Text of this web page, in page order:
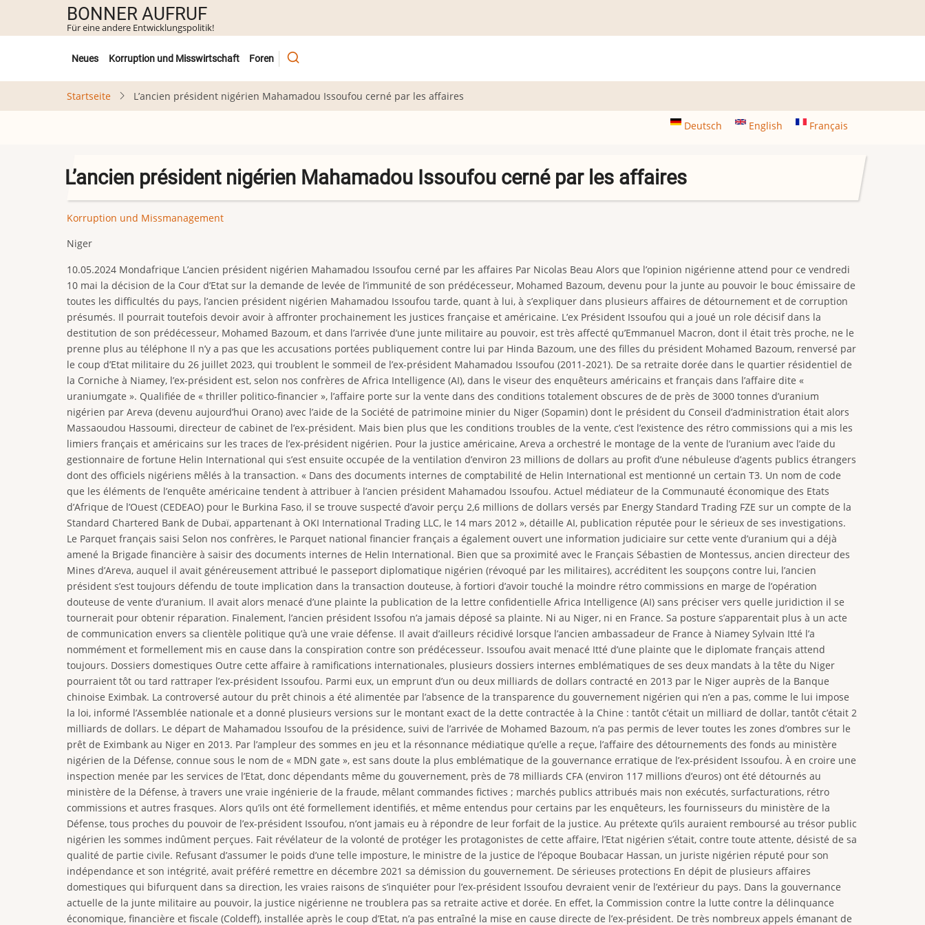
Inhalt
BONNER AUFRUF
Für eine andere Entwicklungspolitik!
Untermenü
Neues Korruption und Misswirtschaft Foren
Startseite L’ancien président nigérien Mahamadou Issoufou cerné par les affaires
Deutsch English Français
L’ancien président nigérien Mahamadou Issoufou cerné par les affaires
Korruption und Missmanagement
Niger
10.05.2024 Mondafrique L’ancien président nigérien Mahamadou Issoufou cerné par les affaires Par Nicolas Beau Alors que l’opinion nigérienne attend pour ce vendredi
10 mai la décision de la Cour d’Etat sur la demande de levée de l’immunité de son prédécesseur, Mohamed Bazoum, devenu pour la junte au pouvoir le bouc émissaire de
toutes les difficultés du pays, l’ancien président nigérien Mahamadou Issoufou tarde, quant à lui, à s’expliquer dans plusieurs affaires de détournement et de corruption
présumés. Il pourrait toutefois devoir avoir à affronter prochainement les justices française et américaine. L’ex Président Issoufou qui a joué un role décisif dans la
destitution de son prédécesseur, Mohamed Bazoum, et dans l’arrivée d’une junte militaire au pouvoir, est très affecté qu’Emmanuel Macron, dont il était très proche, ne le
prenne plus au téléphone Il n’y a pas que les accusations portées publiquement contre lui par Hinda Bazoum, une des filles du président Mohamed Bazoum, renversé par
le coup d’Etat militaire du 26 juillet 2023, qui troublent le sommeil de l’ex-président Mahamadou Issoufou (2011-2021). De sa retraite dorée dans le quartier résidentiel de
la Corniche à Niamey, l’ex-président est, selon nos confrères de Africa Intelligence (AI), dans le viseur des enquêteurs américains et français dans l’affaire dite «
uraniumgate ». Qualifiée de « thriller politico-financier », l’affaire porte sur la vente dans des conditions totalement obscures de de près de 3000 tonnes d’uranium
nigérien par Areva (devenu aujourd’hui Orano) avec l’aide de la Société de patrimoine minier du Niger (Sopamin) dont le président du Conseil d’administration était alors
Massaoudou Hassoumi, directeur de cabinet de l’ex-président. Mais bien plus que les conditions troubles de la vente, c’est l’existence des rétro commissions qui a mis les
limiers français et américains sur les traces de l’ex-président nigérien. Pour la justice américaine, Areva a orchestré le montage de la vente de l’uranium avec l’aide du
gestionnaire de fortune Helin International qui s’est ensuite occupée de la ventilation d’environ 23 millions de dollars au profit d’une nébuleuse d’agents publics étrangers
dont des officiels nigériens mêlés à la transaction. « Dans des documents internes de comptabilité de Helin International est mentionné un certain T3. Un nom de code
que les éléments de l’enquête américaine tendent à attribuer à l’ancien président Mahamadou Issoufou. Actuel médiateur de la Communauté économique des Etats
d’Afrique de l’Ouest (CEDEAO) pour le Burkina Faso, il se trouve suspecté d’avoir perçu 2,6 millions de dollars versés par Energy Standard Trading FZE sur un compte de la
Standard Chartered Bank de Dubaï, appartenant à OKI International Trading LLC, le 14 mars 2012 », détaille AI, publication réputée pour le sérieux de ses investigations.
Le Parquet français saisi Selon nos confrères, le Parquet national financier français a également ouvert une information judiciaire sur cette vente d’uranium qui a déjà
amené la Brigade financière à saisir des documents internes de Helin International. Bien que sa proximité avec le Français Sébastien de Montessus, ancien directeur des
Mines d’Areva, auquel il avait généreusement attribué le passeport diplomatique nigérien (révoqué par les militaires), accréditent les soupçons contre lui, l’ancien
président s’est toujours défendu de toute implication dans la transaction douteuse, à fortiori d’avoir touché la moindre rétro commissions en marge de l’opération
douteuse de vente d’uranium. Il avait alors menacé d’une plainte la publication de la lettre confidentielle Africa Intelligence (AI) sans préciser vers quelle juridiction il se
tournerait pour obtenir réparation. Finalement, l’ancien président Issofou n’a jamais déposé sa plainte. Ni au Niger, ni en France. Sa posture s’apparentait plus à un acte
de communication envers sa clientèle politique qu’à une vraie défense. Il avait d’ailleurs récidivé lorsque l’ancien ambassadeur de France à Niamey Sylvain Itté l’a
nommément et formellement mis en cause dans la conspiration contre son prédécesseur. Issoufou avait menacé Itté d’une plainte que le diplomate français attend
toujours. Dossiers domestiques Outre cette affaire à ramifications internationales, plusieurs dossiers internes emblématiques de ses deux mandats à la tête du Niger
pourraient tôt ou tard rattraper l’ex-président Issoufou. Parmi eux, un emprunt d’un ou deux milliards de dollars contracté en 2013 par le Niger auprès de la Banque
chinoise Eximbak. La controversé autour du prêt chinois a été alimentée par l’absence de la transparence du gouvernement nigérien qui n’en a pas, comme le lui impose
la loi, informé l’Assemblée nationale et a donné plusieurs versions sur le montant exact de la dette contractée à la Chine : tantôt c’était un milliard de dollar, tantôt c’était 2
milliards de dollars. Le départ de Mahamadou Issoufou de la présidence, suivi de l’arrivée de Mohamed Bazoum, n’a pas permis de lever toutes les zones d’ombres sur le
prêt de Eximbank au Niger en 2013. Par l’ampleur des sommes en jeu et la résonnance médiatique qu’elle a reçue, l’affaire des détournements des fonds au ministère
nigérien de la Défense, connue sous le nom de « MDN gate », est sans doute la plus emblématique de la gouvernance erratique de l’ex-président Issoufou. À en croire une
inspection menée par les services de l’Etat, donc dépendants même du gouvernement, près de 78 milliards CFA (environ 117 millions d’euros) ont été détournés au
ministère de la Défense, à travers une vraie ingénierie de la fraude, mêlant commandes fictives ; marchés publics attribués mais non exécutés, surfacturations, rétro
commissions et autres frasques. Alors qu’ils ont été formellement identifiés, et même entendus pour certains par les enquêteurs, les fournisseurs du ministère de la
Défense, tous proches du pouvoir de l’ex-président Issoufou, n’ont jamais eu à répondre de leur forfait de la justice. Au prétexte qu’ils auraient remboursé au trésor public
nigérien les sommes indûment perçues. Fait révélateur de la volonté de protéger les protagonistes de cette affaire, l’Etat nigérien s’était, contre toute attente, désisté de sa
qualité de partie civile. Refusant d’assumer le poids d’une telle imposture, le ministre de la justice de l’époque Boubacar Hassan, un juriste nigérien réputé pour son
indépendance et son intégrité, avait préféré remettre en décembre 2021 sa démission du gouvernement. De sérieuses protections En dépit de plusieurs affaires
domestiques qui bifurquent dans sa direction, les vraies raisons de s’inquiéter pour l’ex-président Issoufou devraient venir de l’extérieur du pays. Dans la gouvernance
actuelle de la junte militaire au pouvoir, la justice nigérienne ne troublera pas sa retraite active et dorée. En effet, la Commission contre la lutte contre la délinquance
économique, financière et fiscale (Coldeff), installée après le coup d’Etat, n’a pas entraîné la mise en cause directe de l’ex-président. De très nombreux appels émanant de